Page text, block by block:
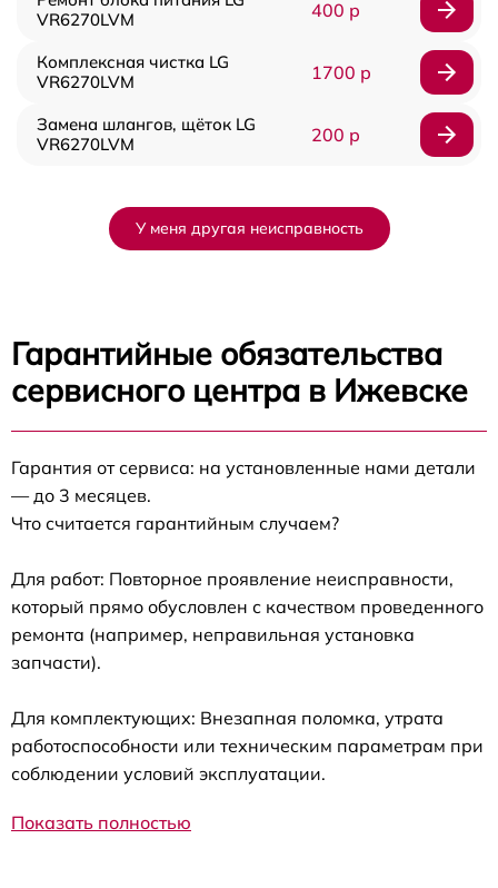
VR6270LVM
400 р
Комплексная чистка LG
VR6270LVM
1700 р
Замена шлангов, щёток LG
VR6270LVM
200 р
У меня другая неисправность
Гарантийные обязательства
сервисного центра в Ижевске
Гарантия от сервиса: на установленные нами детали
— до 3 месяцев.
Что считается гарантийным случаем?
Для работ: Повторное проявление неисправности,
который прямо обусловлен с качеством проведенного
ремонта (например, неправильная установка
запчасти).
Для комплектующих: Внезапная поломка, утрата
работоспособности или техническим параметрам при
соблюдении условий эксплуатации.
Показать полностью